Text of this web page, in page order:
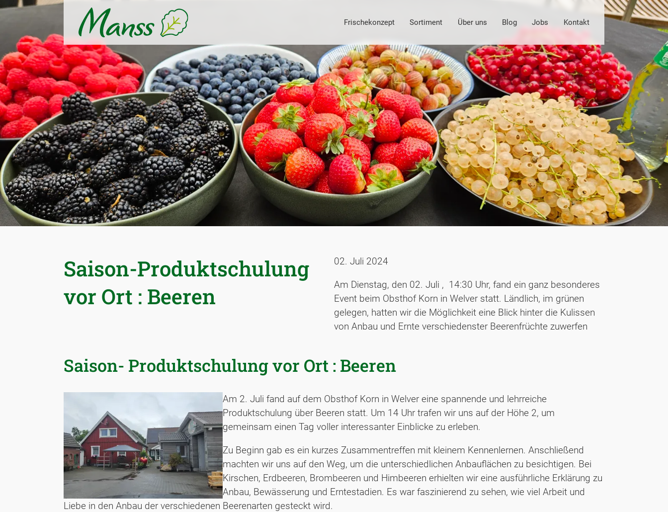
Frischekonzept Sortiment Über uns Blog Jobs Kontakt
Saison-Produktschulung
vor Ort : Beeren
02. Juli 2024
Am Dienstag, den 02. Juli , 14:30 Uhr, fand ein ganz besonderes
Event beim Obsthof Korn in Welver statt. Ländlich, im grünen
gelegen, hatten wir die Möglichkeit eine Blick hinter die Kulissen
von Anbau und Ernte verschiedenster Beerenfrüchte zuwerfen
Saison- Produktschulung vor Ort : Beeren
Am 2. Juli fand auf dem Obsthof Korn in Welver eine spannende und lehrreiche
Produktschulung über Beeren statt. Um 14 Uhr trafen wir uns auf der Höhe 2, um
gemeinsam einen Tag voller interessanter Einblicke zu erleben.
Zu Beginn gab es ein kurzes Zusammentreffen mit kleinem Kennenlernen. Anschließend
machten wir uns auf den Weg, um die unterschiedlichen Anbauflächen zu besichtigen. Bei
Kirschen, Erdbeeren, Brombeeren und Himbeeren erhielten wir eine ausführliche Erklärung zu
Anbau, Bewässerung und Erntestadien. Es war faszinierend zu sehen, wie viel Arbeit und
Liebe in den Anbau der verschiedenen Beerenarten gesteckt wird.